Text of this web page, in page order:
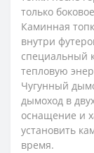
только
Каминная
внутри
специальный
тепловую
Чугунный
дымоход в
оснащение и
установить
время.